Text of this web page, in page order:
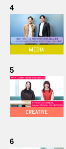
4
5
6